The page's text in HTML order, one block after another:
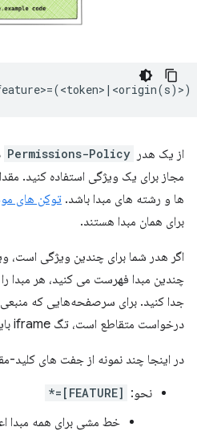
از یک هدر Permissions-Policy
مجاز برای یک ویژگی استفاده کنید.
ها و رشته های مبدا باشد. توکن های
برای همان مبدا هستند.
اگر هدر شما برای چندین ویژگی است،
چندین مبدا فهرست می کنید، هر مبدا
جدا کنید. برای سرصفحه‌هایی که
درخواست متقاطع است، تگ iframe باید دارای ویژگی
در اینجا چند نمونه از جفت های کلید-
نحو: [FEATURE]=*
خط مشی برای همه مبدا